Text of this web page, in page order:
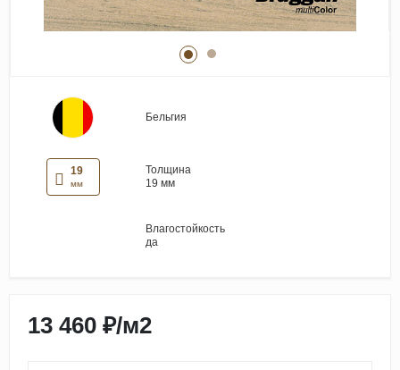
Паркетные лаки и масла
Бельгия
19
мм
Толщина
19 мм
Влагостойкость
да
13 460 ₽/м2